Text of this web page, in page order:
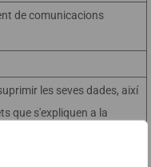
de comunicacions
les seves dades, així
que s'expliquen a la